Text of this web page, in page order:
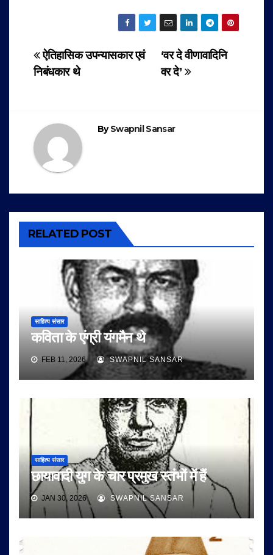
Post
‘वर दे वीणावादिनि
वर दे’
ऐतिहासिक उपन्यासकार एवं
निबंधकार थे
BySwapnil Sansar
RELATED POST
साहित्य संसार
कविता के एंग्री यंगमैन थे
FEB 11, 2026 SWAPNIL SANSAR
साहित्य संसार
छायावादी युग के चार प्रमुख स्तंभों में हैं
JAN 30, 2026 SWAPNIL SANSAR